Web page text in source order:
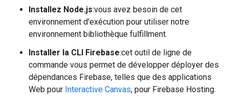
Installez Node.js:vous avez besoin de cet
environnement d'exécution pour utiliser notre
environnement bibliothèque fulfillment.
Installer la CLI Firebase:cet outil de ligne de
commande vous permet de développer déployer des
dépendances Firebase, telles que des applications
Web pour Interactive Canvas, pour Firebase Hosting.